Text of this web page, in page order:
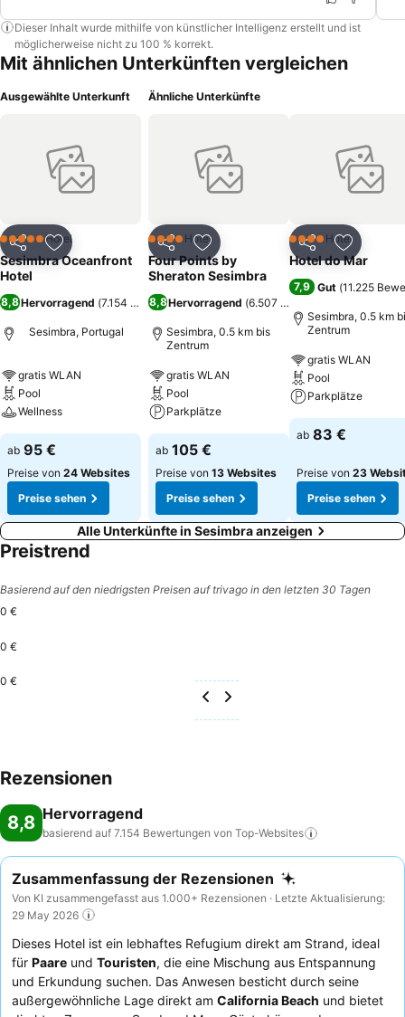
Dieser Inhalt wurde mithilfe von künstlicher Intelligenz erstellt und ist
möglicherweise nicht zu 100 % korrekt.
Mit ähnlichen Unterkünften vergleichen
Ausgewählte Unterkunft
Teilen Zu Favoriten hinzufügen
5 Sterne Hotel
Sesimbra Oceanfront
Hotel
8,8Hervorragend (7.154 Bewertungen)
Sesimbra, Portugal
gratis WLAN
Pool
Wellness
ab 95 €
Preise von 24 Websites
Preise sehen
Ähnliche Unterkünfte
Teilen Zu Favoriten hinzufügen
4 SterneHotel
Four Points by
Sheraton Sesimbra
8,8Hervorragend (6.507 Bewertungen
Sesimbra, 0.5 km bis
Zentrum
gratis WLAN
Pool
Parkplätze
ab 105 €
Preise von 13 Websites
Preise sehen
Teilen Zu
4 SterneHotel
Hotel do Mar
7,9 Gut (11.225
Sesimbra, 0.5 km
Zentrum
gratis WLAN
Pool
Parkplätze
ab 83 €
Preise von 23
Preise sehen
Alle Unterkünfte in Sesimbra anzeigen
Preistrend
Basierend auf den niedrigsten Preisen auf trivago in den letzten 30 Tagen
0 €
0 €
0 €
Rezensionen
8,8 Hervorragend
basierend auf 7.154 Bewertungen von Top-Websites
Zusammenfassung der Rezensionen
Von KI zusammengefasst aus 1.000+ Rezensionen · Letzte Aktualisierung:
29 May 2026
Dieses Hotel ist ein lebhaftes Refugium direkt am Strand, ideal
für Paare und Touristen, die eine Mischung aus Entspannung
und Erkundung suchen. Das Anwesen besticht durch seine
außergewöhnliche Lage direkt am California Beach und bietet